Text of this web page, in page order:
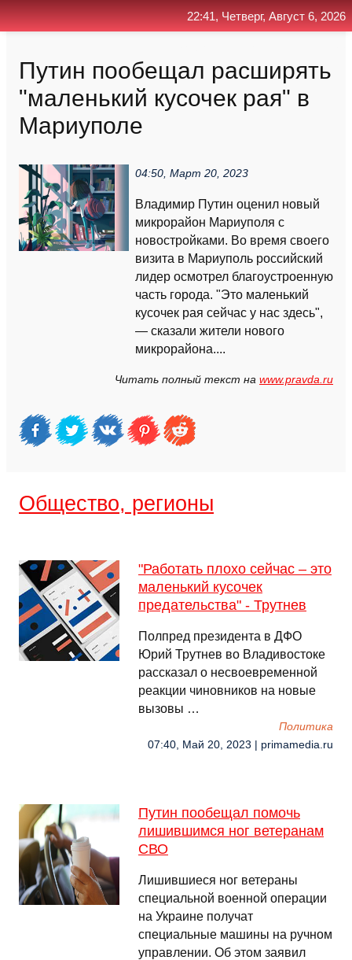
Путин пообещал расширять
"маленький кусочек рая" в
Мариуполе
04:50, Март 20, 2023
Владимир Путин оценил новый
микрорайон Мариуполя с
новостройками. Во время своего
визита в Мариуполь российский
лидер осмотрел благоустроенную
часть города. "Это маленький
кусочек рая сейчас у нас здесь",
— сказали жители нового
микрорайона....
Читать полный текст на www.pravda.ru
Общество, регионы
"Работать плохо сейчас – это
маленький кусочек
предательства" - Трутнев
Полпред президента в ДФО
Юрий Трутнев во Владивостоке
рассказал о несвоевременной
реакции чиновников на новые
вызовы …
Политика
07:40, Май 20, 2023 | primamedia.ru
Путин пообещал помочь
лишившимся ног ветеранам
СВО
Лишившиеся ног ветераны
специальной военной операции
на Украине получат
специальные машины на ручном
управлении. Об этом заявил
22:41, Четверг, Август 6, 2026